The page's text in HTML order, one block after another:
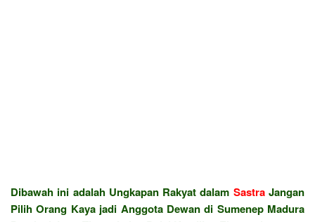
Dibawah ini adalah Ungkapan Rakyat dalam SastraJangan
Pilih Orang Kaya jadi Anggota Dewan di Sumenep Madura